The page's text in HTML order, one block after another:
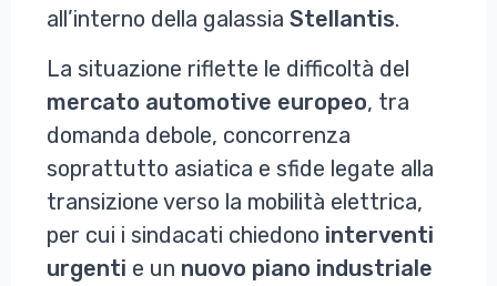
all’interno della galassia Stellantis.
La situazione riflette le difficoltà del
mercato automotive europeo, tra
domanda debole, concorrenza
soprattutto asiatica e sfide legate alla
transizione verso la mobilità elettrica,
per cui i sindacati chiedono interventi
urgenti e un nuovo piano industriale